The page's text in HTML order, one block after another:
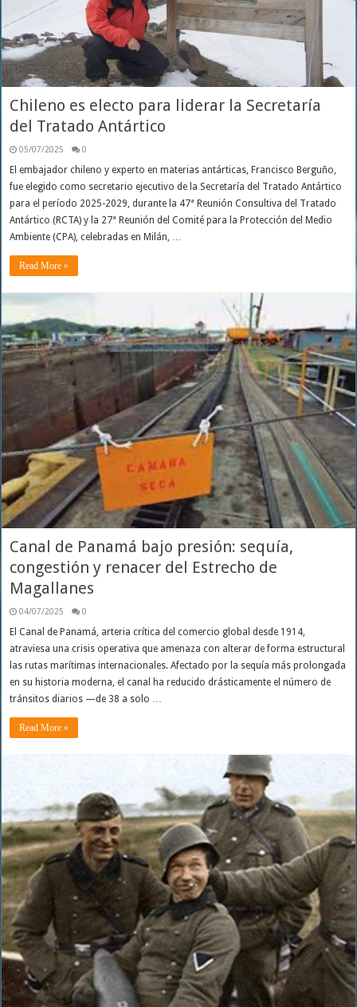
Chileno es electo para liderar la Secretaría
del Tratado Antártico
05/07/2025 0
El embajador chileno y experto en materias antárticas, Francisco Berguño,
fue elegido como secretario ejecutivo de la Secretaría del Tratado Antártico
para el período 2025-2029, durante la 47ª Reunión Consultiva del Tratado
Antártico (RCTA) y la 27ª Reunión del Comité para la Protección del Medio
Ambiente (CPA), celebradas en Milán, …
Read More »
Canal de Panamá bajo presión: sequía,
congestión y renacer del Estrecho de
Magallanes
04/07/2025 0
El Canal de Panamá, arteria crítica del comercio global desde 1914,
atraviesa una crisis operativa que amenaza con alterar de forma estructural
las rutas marítimas internacionales. Afectado por la sequía más prolongada
en su historia moderna, el canal ha reducido drásticamente el número de
tránsitos diarios —de 38 a solo …
Read More »